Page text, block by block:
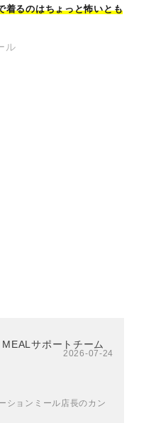
着るのはちょっと怖いとも
ル
サポートチーム
2026-07-24
ションミール店長のカン